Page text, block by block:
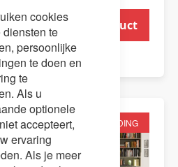
Close
cookies
diensten te
persoonlijke
te doen en
te
Als u
optionele
accepteert,
ervaring
Als je meer
Bekijk product
AANBIEDING